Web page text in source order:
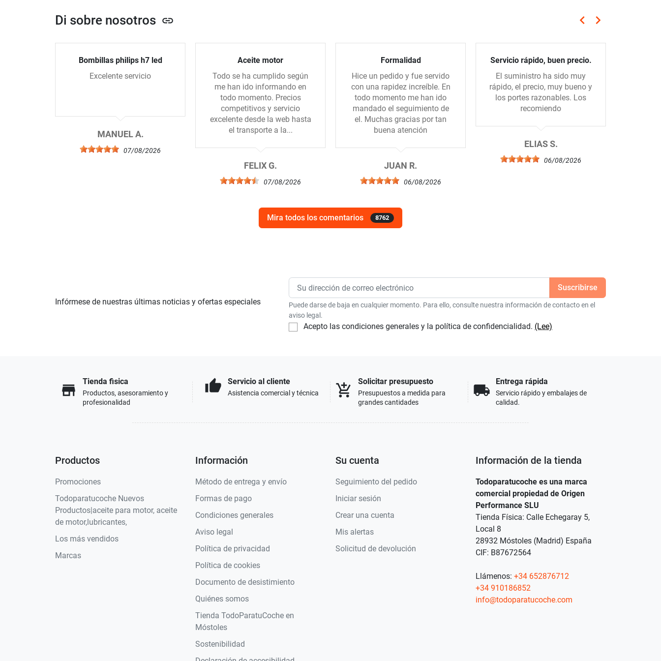
Di sobre nosotros link Anterior
keyboard_arrow_left Siguiente
keyboard_arrow_right
Bombillas philips h7 led
Excelente servicio
MANUEL A.
07/08/2026
Aceite motor
Todo se ha cumplido según
me han ido informando en
todo momento. Precios
competitivos y servicio
excelente desde la web hasta
el transporte a la...
FELIX G.
07/08/2026
Formalidad
Hice un pedido y fue servido
con una rapidez increíble. En
todo momento me han ido
mandado el seguimiento de
el. Muchas gracias por tan
buena atención
JUAN R.
06/08/2026
Servicio rápido, buen precio.
El suministro ha sido muy
rápido, el precio, muy bueno y
los portes razonables. Los
recomiendo
ELIAS S.
06/08/2026
Mira todos los comentarios 8762
Infórmese de nuestras últimas noticias y ofertas especiales
Puede darse de baja en cualquier momento. Para ello, consulte nuestra información de contacto en el
aviso legal.
Acepto las condiciones generales y la política de confidencialidad. (Lee)
store
Tienda fisica
Productos, asesoramiento y
profesionalidad
thumb_up Servicio al cliente
Asistencia comercial y técnica add_shopping_cart
Solicitar presupuesto
Presupuestos a medida para
grandes cantidades
local_shipping
Entrega rápida
Servicio rápido y embalajes de
calidad.
Productos
Promociones
Todoparatucoche Nuevos
Productos|aceite para motor, aceite
de motor,lubricantes,
Los más vendidos
Marcas
Información
Método de entrega y envío
Formas de pago
Condiciones generales
Aviso legal
Política de privacidad
Política de cookies
Documento de desistimiento
Quiénes somos
Tienda TodoParatuCoche en
Móstoles
Sostenibilidad
Su cuenta
Seguimiento del pedido
Iniciar sesión
Crear una cuenta
Mis alertas
Solicitud de devolución
Información de la tienda
Todoparatucoche es una marca
comercial propiedad de Origen
Performance SLU
Tienda Física: Calle Echegaray 5,
Local 8
28932 Móstoles (Madrid) España
CIF: B87672564
Llámenos: +34 652876712
+34 910186852
info@todoparatucoche.com